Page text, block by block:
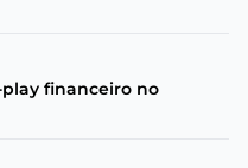
financeiro no